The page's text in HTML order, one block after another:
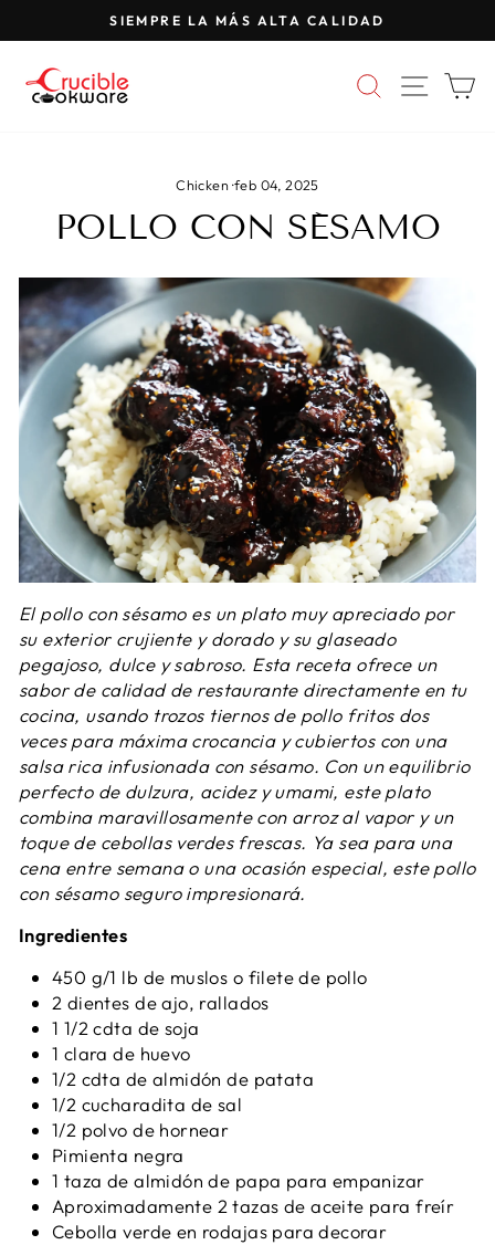
al
contenido
Pausar
SIEMPRE LA MÁS ALTA CALIDAD
BUSCAR
Chicken·feb 04, 2025
POLLO CON SÉSAMO
El pollo con sésamo es un plato muy apreciado por
su exterior crujiente y dorado y su glaseado
pegajoso, dulce y sabroso. Esta receta ofrece un
sabor de calidad de restaurante directamente en tu
cocina, usando trozos tiernos de pollo fritos dos
veces para máxima crocancia y cubiertos con una
salsa rica infusionada con sésamo. Con un equilibrio
perfecto de dulzura, acidez y umami, este plato
combina maravillosamente con arroz al vapor y un
toque de cebollas verdes frescas. Ya sea para una
cena entre semana o una ocasión especial, este pollo
con sésamo seguro impresionará.
Ingredientes
450 g/1 lb de muslos o filete de pollo
2 dientes de ajo, rallados
1 1/2 cdta de soja
1 clara de huevo
1/2 cdta de almidón de patata
1/2 cucharadita de sal
1/2 polvo de hornear
Pimienta negra
1 taza de almidón de papa para empanizar
Aproximadamente 2 tazas de aceite para freír
Cebolla verde en rodajas para decorar